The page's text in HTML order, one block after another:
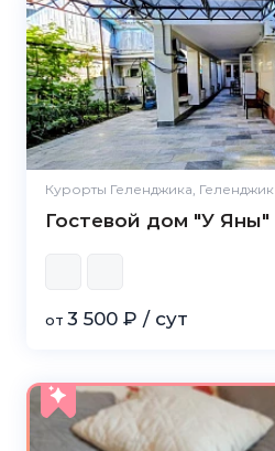
Курорты Геленджика, Геленджик
Гостевой дом "У Яны"
от 3 500 ₽ / сут